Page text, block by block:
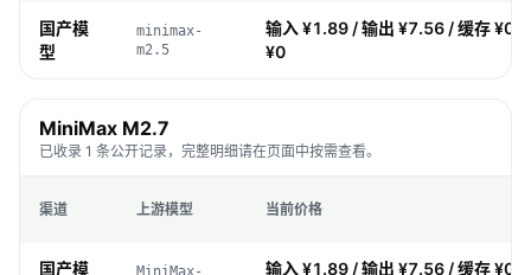
国产模
型
minimax-
m2.5
输入 ¥1.89 / 输出 ¥7.56 / 缓存
¥0
MiniMax M2.7
已收录 1 条公开记录，完整明细请在页面中按需查看。
渠道 上游模型 当前价格
国产模
MiniMax-
输入 ¥1.89 / 输出 ¥7.56 / 缓存